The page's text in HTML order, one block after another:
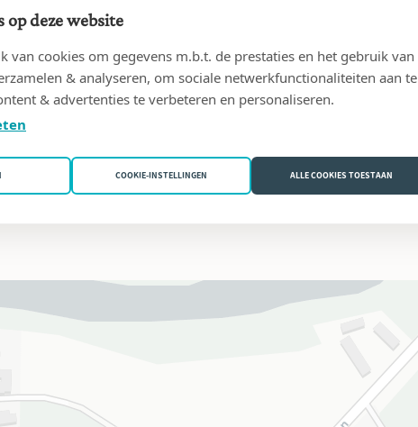
op deze website
van cookies om gegevens m.b.t. de prestaties en het gebruik van
& analyseren, om sociale netwerkfunctionaliteiten aan te
& advertenties te verbeteren en personaliseren.
COOKIE-INSTELLINGEN ALLE COOKIES TOESTAAN